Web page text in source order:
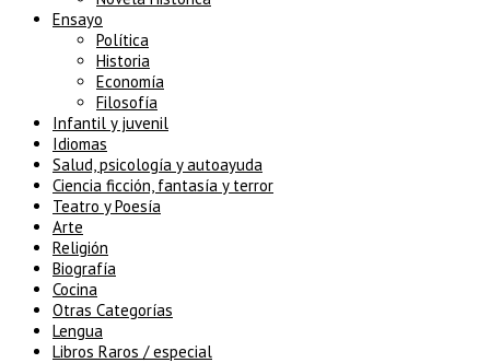
Ensayo
Política
Historia
Economía
Filosofía
Infantil y juvenil
Idiomas
Salud, psicología y autoayuda
Ciencia ficción, fantasía y terror
Teatro y Poesía
Arte
Religión
Biografía
Cocina
Otras Categorías
Lengua
Libros Raros / especial